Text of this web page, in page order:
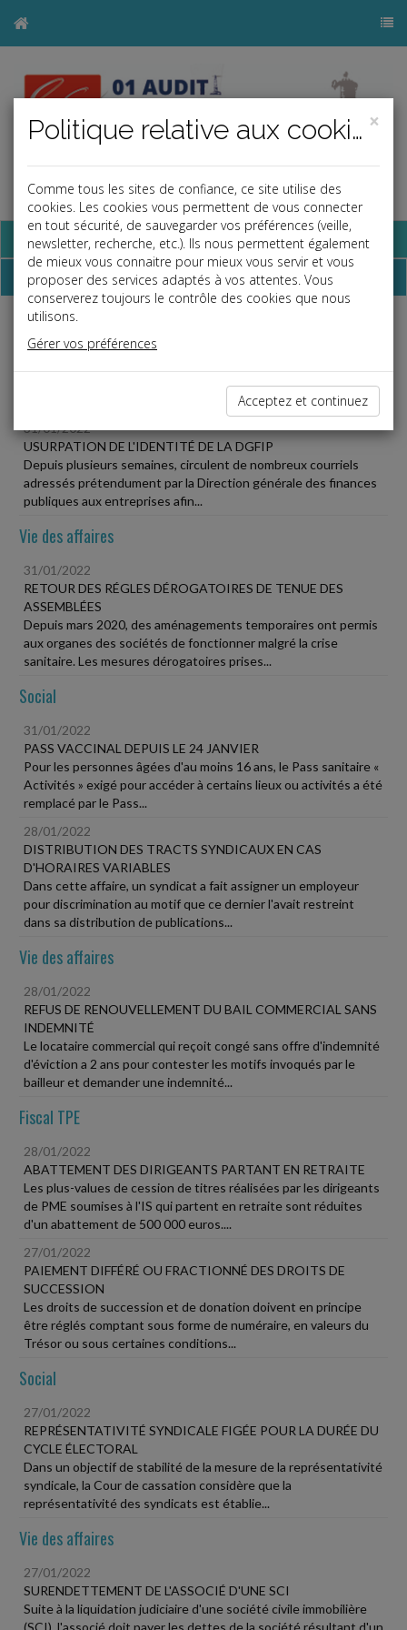
j
a
Base documentaire
Dépêches
Liste des dernières dépêches
31/01/2022
USURPATION DE L'IDENTITÉ DE LA DGFIP
Depuis plusieurs semaines, circulent de nombreux courriels
adressés prétendument par la Direction générale des finances
publiques aux entreprises afin...
Vie des affaires
31/01/2022
RETOUR DES RÉGLES DÉROGATOIRES DE TENUE DES
ASSEMBLÉES
Depuis mars 2020, des aménagements temporaires ont permis
aux organes des sociétés de fonctionner malgré la crise
sanitaire. Les mesures dérogatoires prises...
Social
31/01/2022
PASS VACCINAL DEPUIS LE 24 JANVIER
Pour les personnes âgées d'au moins 16 ans, le Pass sanitaire «
Activités » exigé pour accéder à certains lieux ou activités a été
remplacé par le Pass...
28/01/2022
DISTRIBUTION DES TRACTS SYNDICAUX EN CAS
D'HORAIRES VARIABLES
Dans cette affaire, un syndicat a fait assigner un employeur
pour discrimination au motif que ce dernier l'avait restreint
dans sa distribution de publications...
Vie des affaires
28/01/2022
REFUS DE RENOUVELLEMENT DU BAIL COMMERCIAL SANS
INDEMNITÉ
Le locataire commercial qui reçoit congé sans offre d'indemnité
d'éviction a 2 ans pour contester les motifs invoqués par le
bailleur et demander une indemnité...
Fiscal TPE
28/01/2022
ABATTEMENT DES DIRIGEANTS PARTANT EN RETRAITE
Les plus-values de cession de titres réalisées par les dirigeants
de PME soumises à l'IS qui partent en retraite sont réduites
d'un abattement de 500 000 euros....
27/01/2022
PAIEMENT DIFFÉRÉ OU FRACTIONNÉ DES DROITS DE
SUCCESSION
Les droits de succession et de donation doivent en principe
être réglés comptant sous forme de numéraire, en valeurs du
Trésor ou sous certaines conditions...
Social
27/01/2022
REPRÉSENTATIVITÉ SYNDICALE FIGÉE POUR LA DURÉE DU
CYCLE ÉLECTORAL
Dans un objectif de stabilité de la mesure de la représentativité
syndicale, la Cour de cassation considère que la
représentativité des syndicats est établie...
Vie des affaires
27/01/2022
SURENDETTEMENT DE L'ASSOCIÉ D'UNE SCI
Suite à la liquidation judiciaire d'une société civile immobilière
(SCI), l'associé doit payer les dettes de la société résultant d'un
×
Politique relative aux cookies
Comme tous les sites de confiance, ce site utilise des
cookies. Les cookies vous permettent de vous connecter
en tout sécurité, de sauvegarder vos préférences (veille,
newsletter, recherche, etc.). Ils nous permettent également
de mieux vous connaitre pour mieux vous servir et vous
proposer des services adaptés à vos attentes. Vous
conserverez toujours le contrôle des cookies que nous
utilisons.
Gérer vos préférences
Acceptez et continuez